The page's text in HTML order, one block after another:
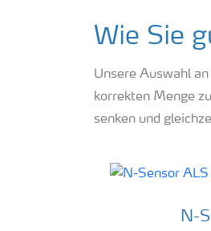
Wie Sie
Unsere Auswahl
korrekten Menge
senken und
N-